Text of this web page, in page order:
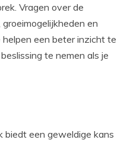
Vragen over de
en
een beter inzicht te
te nemen als je
biedt een geweldige kans